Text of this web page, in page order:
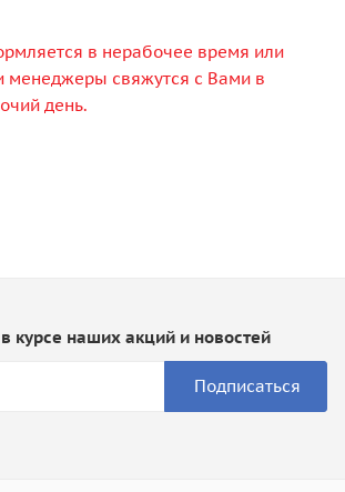
в нерабочее время или
свяжутся с Вами в
день.
в курсе наших акций и новостей
Подписаться